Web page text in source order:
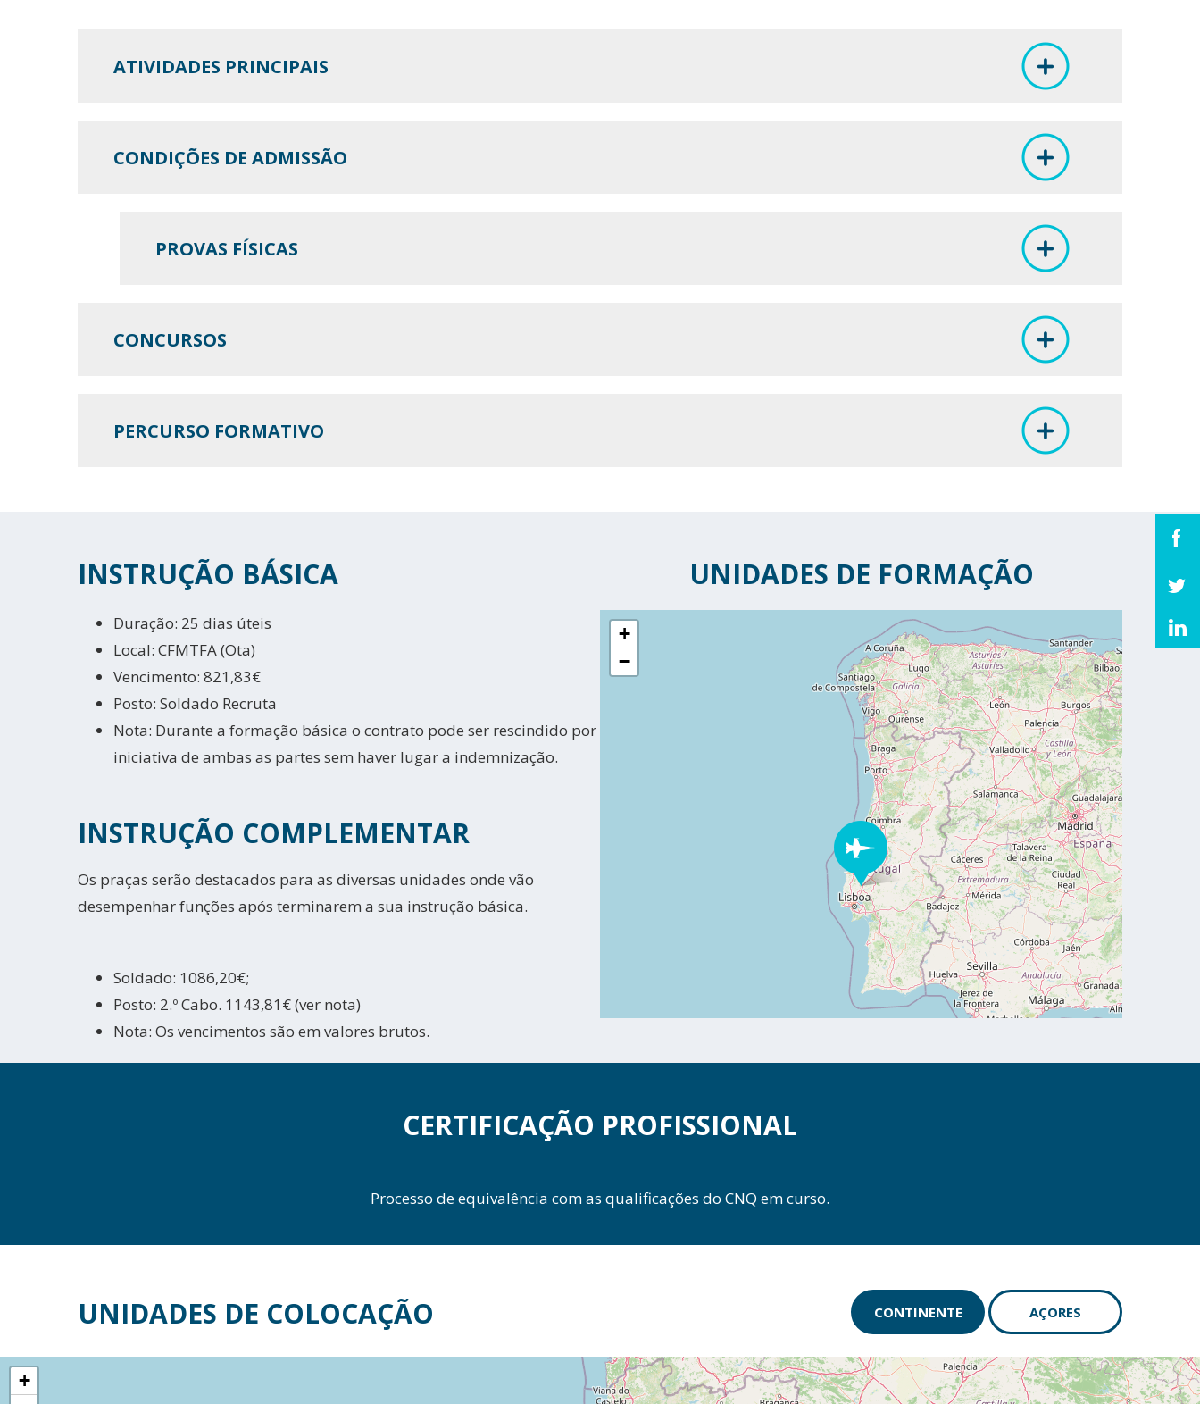
ATIVIDADES PRINCIPAIS
CONDIÇÕES DE ADMISSÃO
PROVAS FÍSICAS
CONCURSOS
PERCURSO FORMATIVO
INSTRUÇÃO BÁSICA
Duração: 25 dias úteis
Local: CFMTFA (Ota)
Vencimento: 821,83€
Posto: Soldado Recruta
Nota: Durante a formação básica o contrato pode ser rescindido por
iniciativa de ambas as partes sem haver lugar a indemnização.
INSTRUÇÃO COMPLEMENTAR
Os praças serão destacados para as diversas unidades onde vão
desempenhar funções após terminarem a sua instrução básica.
Soldado: 1086,20€;
Posto: 2.º Cabo. 1143,81€ (ver nota)
Nota: Os vencimentos são em valores brutos.
UNIDADES DE FORMAÇÃO
+
−
CERTIFICAÇÃO PROFISSIONAL
Processo de equivalência com as qualificações do CNQ em curso.
UNIDADES DE COLOCAÇÃO CONTINENTE AÇORES
+